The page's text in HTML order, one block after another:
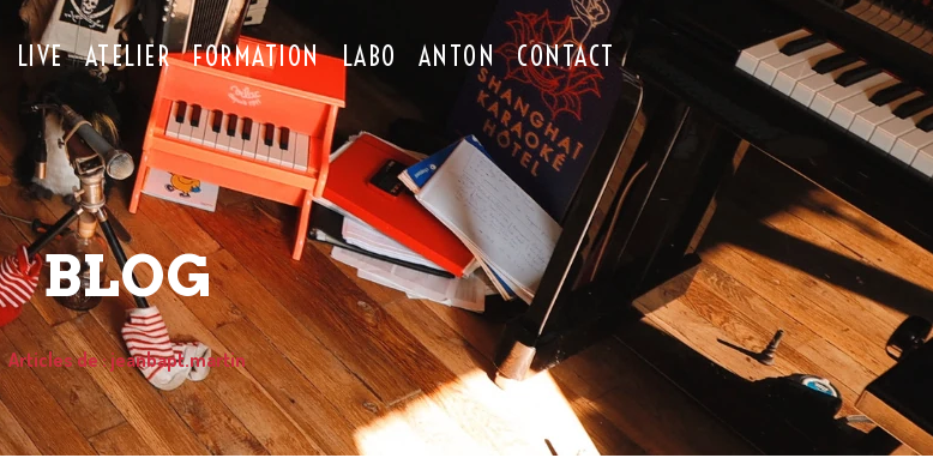
LIVE ATELIER FORMATION LABO ANTON CONTACT
BLOG
Articles de : jeanbapt.martin